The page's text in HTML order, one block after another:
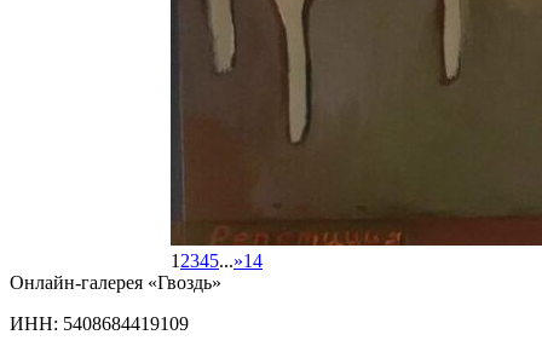
1 2345...»14
Онлайн-галерея «Гвоздь»
ИНН: 5408684419109